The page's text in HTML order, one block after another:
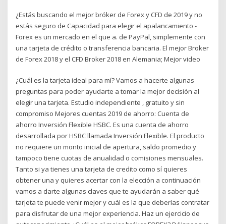
¿Estás buscando el mejor bróker de Forex y CFD de 2019 y no
estás seguro de Capacidad para elegir el apalancamiento -
Forex es un mercado en el que a. de PayPal, simplemente con
una tarjeta de crédito o transferencia bancaria. El mejor Broker
de Forex 2018 y el CFD Broker 2018 en Alemania; Mejor video
¿Cuál es la tarjeta ideal para mí? Vamos a hacerte algunas
preguntas para poder ayudarte a tomar la mejor decisión al
elegir una tarjeta. Estudio independiente , gratuito y sin
compromiso Mejores cuentas 2019 de ahorro: Cuenta de
ahorro Inversión Flexible HSBC. Es una cuenta de ahorro
desarrollada por HSBC llamada Inversión Flexible. El producto
no requiere un monto inicial de apertura, saldo promedio y
tampoco tiene cuotas de anualidad o comisiones mensuales.
Tanto si ya tienes una tarjeta de credito como sí quieres
obtener una y quieres acertar con la elección a continuación
vamos a darte algunas claves que te ayudarán a saber qué
tarjeta te puede venir mejor y cuál es la que deberías contratar
para disfrutar de una mejor experiencia. Haz un ejercicio de